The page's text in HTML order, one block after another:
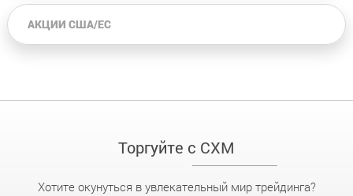
АКЦИИ США/ЕС
Торгуйте с CXM
Хотите окунуться в увлекательный мир трейдинга?